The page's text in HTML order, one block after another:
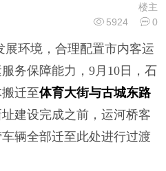
楼主
5924
0
展环境，合理配置市内客运
务保障能力，9月10日，石
迁至体育大街与古城东路
建设完成之前，运河桥客
辆全部迁至此处进行过渡